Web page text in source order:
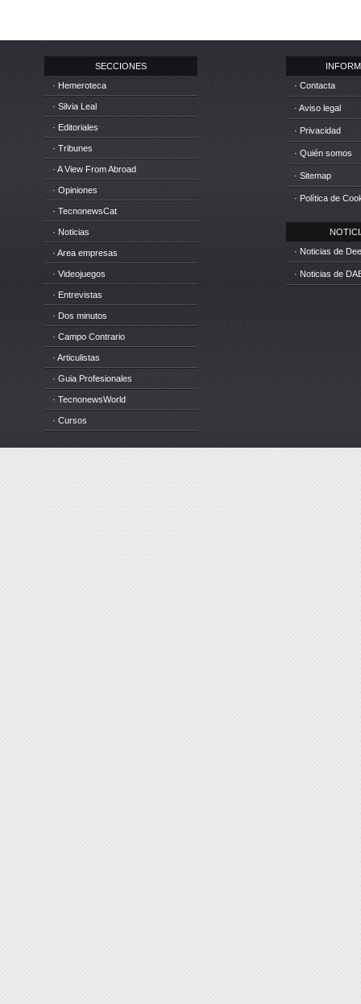
SECCIONES
· Hemeroteca
· Silvia Leal
· Editoriales
· Tribunes
· A View From Abroad
· Opiniones
· TecnonewsCat
· Noticias
· Area empresas
· Videojuegos
· Entrevistas
· Dos minutos
· Campo Contrario
· Articulistas
· Guia Profesionales
· TecnonewsWorld
· Cursos
· Contacta
· Aviso legal
· Privacidad
· Quién somos
· Sitemap
· Política de
· Noticias de
· Noticias de